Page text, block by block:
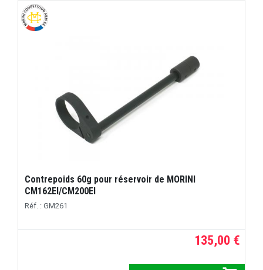
Contrepoids 60g pour réservoir de MORINI
CM162EI/CM200EI
Réf. : GM261
135,00 €